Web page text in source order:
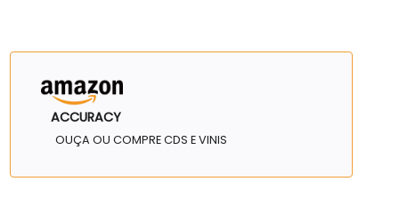
ACCURACY
OUÇA OU COMPRE CDS E VINIS